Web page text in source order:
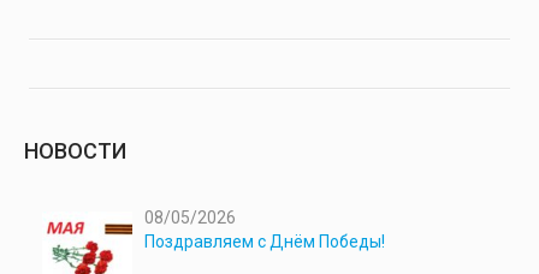
НОВОСТИ
08/05/2026
Поздравляем с Днём Победы!